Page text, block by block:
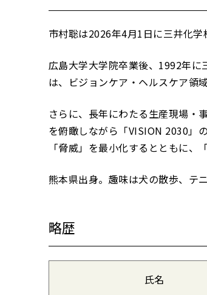
市村聡は2026年4月1日に三井化学
広島大学大学院卒業後、1992年
は、ビジョンケア・ヘルスケア領
さらに、長年にわたる生産現場
を俯瞰しながら「VISION 2030」
「脅威」を最小化するとともに
熊本県出身。趣味は犬の散歩、テ
略歴
氏名